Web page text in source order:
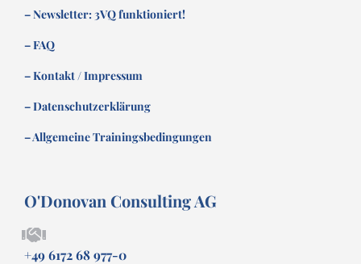
– Newsletter: 3VQ funktioniert!
– FAQ
– Kontakt / Impressum
– Datenschutzerklärung
– Allgemeine Trainingsbedingungen
O'Donovan Consulting AG
+49 6172 68 977-0